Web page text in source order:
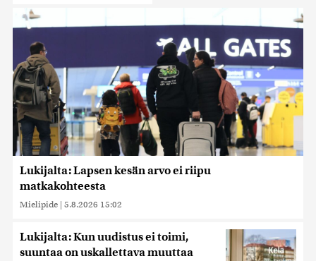
Lukijalta: Lapsen kesän arvo ei riipu
matkakohteesta
Mielipide | 5.8.2026 15:02
Lukijalta: Kun uudistus ei toimi,
suuntaa on uskallettava muuttaa